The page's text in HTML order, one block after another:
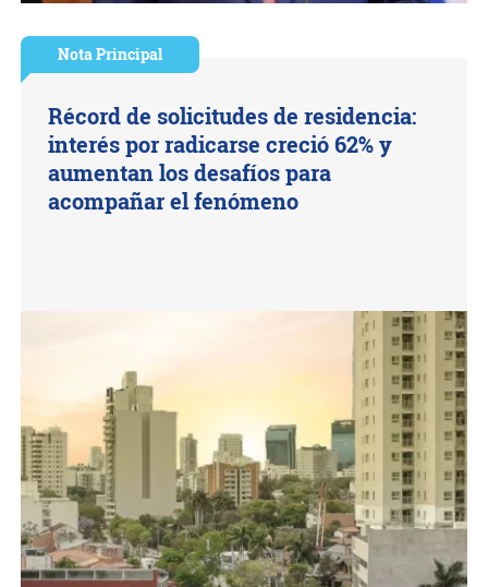
Nota Principal
Récord de solicitudes de residencia:
interés por radicarse creció 62% y
aumentan los desafíos para
acompañar el fenómeno